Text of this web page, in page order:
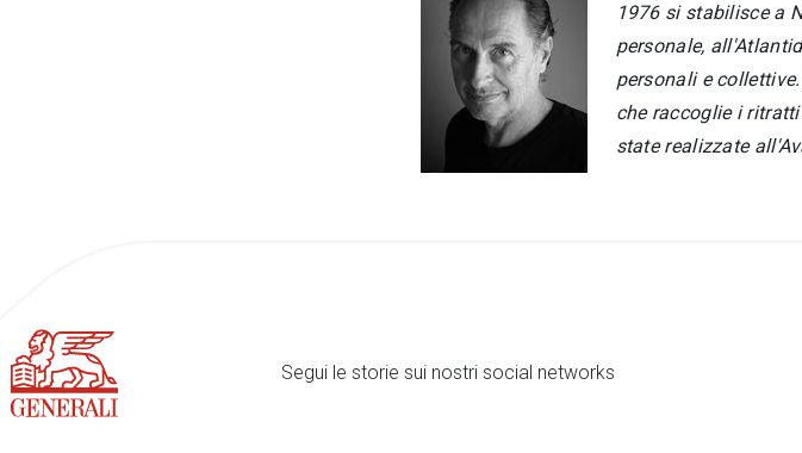
1976 si stabilisce a
personale,
personali e
che raccoglie i
state realizzate
Segui le storie sui nostri social networks